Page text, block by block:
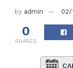
by admin 02/
0
SHARES